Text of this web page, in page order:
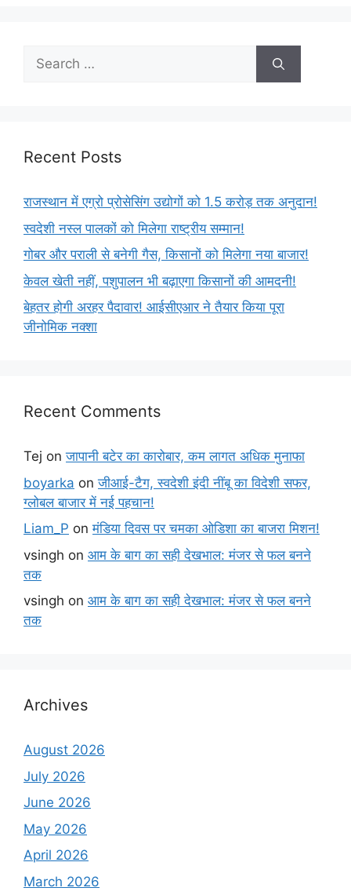
Recent Posts
राजस्थान में एग्रो प्रोसेसिंग उद्योगों को 1.5 करोड़ तक अनुदान!
स्वदेशी नस्ल पालकों को मिलेगा राष्ट्रीय सम्मान!
गोबर और पराली से बनेगी गैस, किसानों को मिलेगा नया बाजार!
केवल खेती नहीं, पशुपालन भी बढ़ाएगा किसानों की आमदनी!
बेहतर होगी अरहर पैदावार! आईसीएआर ने तैयार किया पूरा
जीनोमिक नक्शा
Recent Comments
Tej onजापानी बटेर का कारोबार, कम लागत अधिक मुनाफा
boyarka onजीआई-टैग, स्वदेशी इंदी नींबू का विदेशी सफर,
ग्लोबल बाजार में नई पहचान!
Liam_P onमंडिया दिवस पर चमका ओडिशा का बाजरा मिशन!
vsingh on आम के बाग का सही देखभाल: मंजर से फल बनने
तक
vsingh on आम के बाग का सही देखभाल: मंजर से फल बनने
तक
Archives
August 2026
July 2026
June 2026
May 2026
April 2026
March 2026